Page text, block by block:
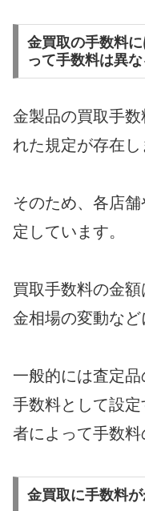
金買取の手数料
って手数料は異な
金製品の買取手
れた規定が存在し
そのため、各店
定しています。
買取手数料の金額
金相場の変動など
一般的には査定
手数料として設
者によって手数料
金買取に手数料